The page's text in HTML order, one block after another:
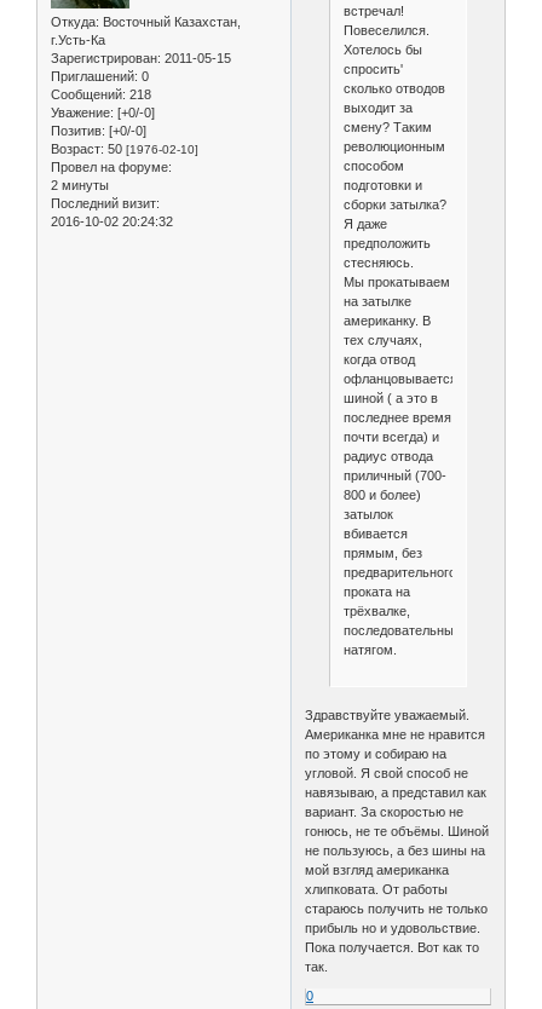
Откуда: Восточный Казахстан,
г.Усть-Ка
Зарегистрирован: 2011-05-15
Приглашений: 0
Сообщений: 218
Уважение: [+0/-0]
Позитив: [+0/-0]
Возраст: 50 [1976-02-10]
Провел на форуме:
2 минуты
Последний визит:
2016-10-02 20:24:32
встречал!
Повеселился.
Хотелось бы
спросить'
сколько отводов
выходит за
смену? Таким
революционным
способом
подготовки и
сборки затылка?
Я даже
предположить
стесняюсь.
Мы прокатываем
на затылке
американку. В
тех случаях,
когда отвод
офланцовывается
шиной ( а это в
последнее время
почти всегда) и
радиус отвода
приличный (700-
800 и более)
затылок
вбивается
прямым, без
предварительного
проката на
трёхвалке,
последовательным
натягом.
Здравствуйте уважаемый.
Американка мне не нравится
по этому и собираю на
угловой. Я свой способ не
навязываю, а представил как
вариант. За скоростью не
гонюсь, не те объёмы. Шиной
не пользуюсь, а без шины на
мой взгляд американка
хлипковата. От работы
стараюсь получить не только
прибыль но и удовольствие.
Пока получается. Вот как то
так.
0